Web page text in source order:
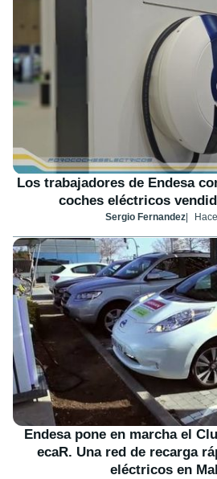
Los trabajadores de Endesa
coches eléctricos
Sergio Fernandez
Endesa pone en marcha el
ecaR. Una red de recarga
eléctricos en